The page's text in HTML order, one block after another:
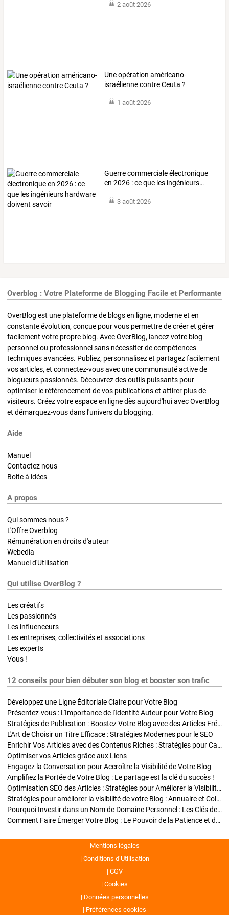
2 août 2026
Une opération américano-
israélienne contre Ceuta ?
1 août 2026
Guerrecommercialeélectronique
en 2026 :ceque les ingénieurs…
3 août 2026
Overblog : Votre Plateforme de Blogging Facile et Performante
OverBlog est une plateforme de blogs en ligne, moderne et en
constante évolution, conçue pour vous permettre de créer et gérer
facilement votre propre blog. Avec OverBlog, lancez votre blog
personnel ou professionnel sans nécessiter de compétences
techniques avancées. Publiez, personnalisez et partagez facilement
vos articles, et connectez-vous avec une communauté active de
blogueurs passionnés. Découvrez des outils puissants pour
optimiser le référencement de vos publications et attirer plus de
visiteurs. Créez votre espace en ligne dès aujourd'hui avec OverBlog
et démarquez-vous dans l'univers du blogging.
Aide
Manuel
Contactez nous
Boite à idées
A propos
Qui sommes nous ?
L'Offre Overblog
Rémunération en droits d'auteur
Webedia
Manuel d'Utilisation
Qui utilise OverBlog ?
Les créatifs
Les passionnés
Les influenceurs
Les entreprises, collectivités et associations
Les experts
Vous !
12 conseils pour bien débuter son blog et booster son trafic
Développez une Ligne Éditoriale Claire pour Votre Blog
Présentez-vous : L'Importance de l'Identité Auteur pour Votre Blog
Stratégies de Publication : Boostez Votre Blog avec des Articles Fréquents et Exclusifs
L'Art de Choisir un Titre Efficace : Stratégies Modernes pour le SEO
Enrichir Vos Articles avec des Contenus Riches : Stratégies pour Captiver et Optimiser
Optimiser vos Articles grâce aux Liens
Engagez la Conversation pour Accroître la Visibilité de Votre Blog
Amplifiez la Portée de Votre Blog : Le partage est la clé du succès !
Optimisation SEO des Articles : Stratégies pour Améliorer la Visibilité de Votre Blog
Stratégies pour améliorer la visibilité de votre Blog : Annuaire et Collaborations
Pourquoi Investir dans un Nom de Domaine Personnel : Les Clés de la Réussite de Votre Blog
Comment Faire Émerger Votre Blog : Le Pouvoir de la Patience et de la Persévérance
Mentions légales
Conditions d’Utilisation
CGV
Cookies
Données personnelles
Préférences cookies